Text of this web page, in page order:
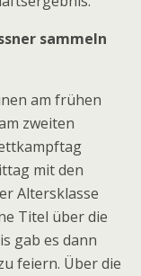
sammeln
am frühen
zweiten
mit den
Altersklasse
Titel über die
gab es dann
feiern. Über die